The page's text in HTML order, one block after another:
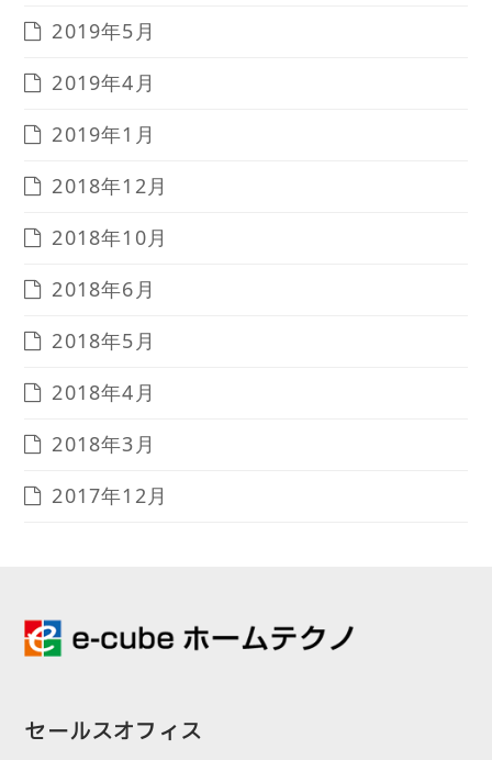
2019年5月
2019年4月
2019年1月
2018年12月
2018年10月
2018年6月
2018年5月
2018年4月
2018年3月
2017年12月
セールスオフィス